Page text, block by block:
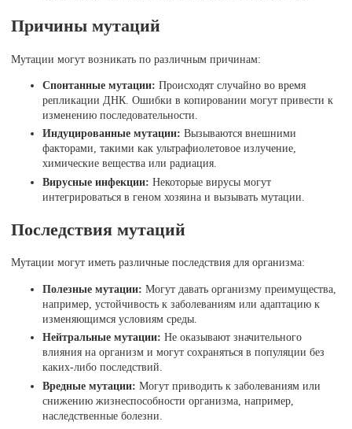
Причины мутаций
Мутации могут возникать по различным причинам:
Спонтанные мутации: Происходят случайно во время
репликации ДНК. Ошибки в копировании могут привести к
изменению последовательности.
Индуцированные мутации: Вызываются внешними
факторами, такими как ультрафиолетовое излучение,
химические вещества или радиация.
Вирусные инфекции: Некоторые вирусы могут
интегрироваться в геном хозяина и вызывать мутации.
Последствия мутаций
Мутации могут иметь различные последствия для организма:
Полезные мутации: Могут давать организму преимущества,
например, устойчивость к заболеваниям или адаптацию к
изменяющимся условиям среды.
Нейтральные мутации: Не оказывают значительного
влияния на организм и могут сохраняться в популяции без
каких-либо последствий.
Вредные мутации: Могут приводить к заболеваниям или
снижению жизнеспособности организма, например,
наследственные болезни.